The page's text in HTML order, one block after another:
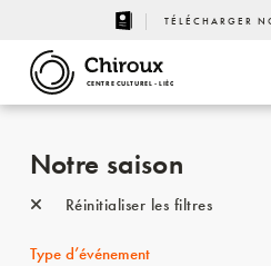
TÉLÉCHARGER
CENTRE CULTUREL - LIÈGE
Notre saison
Réinitialiser les filtres
Type d’événement